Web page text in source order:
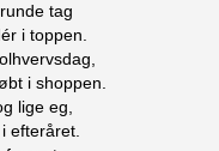
tag
i toppen.
i shoppen.
lige eg,
efteråret.